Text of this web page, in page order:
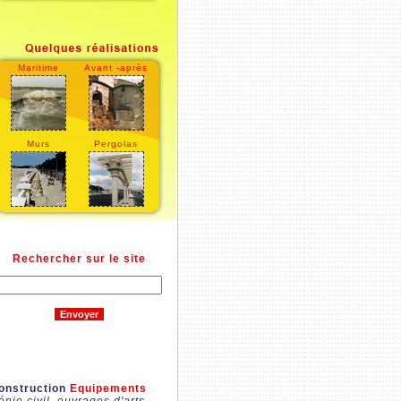
Maritime Avant -après
Murs Pergolas
Rechercher sur le site
Equipements